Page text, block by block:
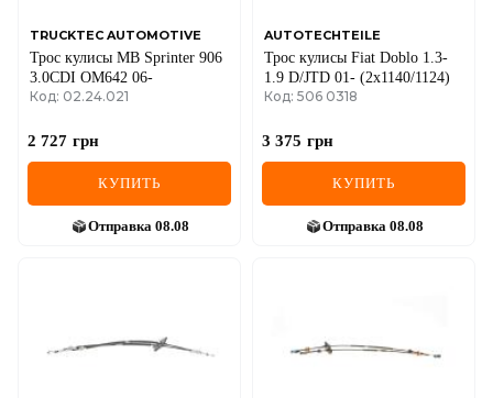
SMART
SSANGYONG
SUZUKI
TESLA
VW
TRUCKTEC AUTOMOTIVE
Трос кулисы MB Sprinter 906
3.0CDI OM642 06-
Код: 02.24.021
2 727 грн
КУПИТЬ
Отправка 08.08
AUTOTECHTEILE
Трос кулисы Fiat Doblo 1.3-
1.9 D/JTD 01- (2x1140/1124)
Код: 506 0318
3 375 грн
КУПИТЬ
Отправка 08.08